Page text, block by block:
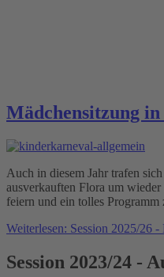
Mädchensitzung in
Auch in diesem Jahr trafen
ausverkauften Flora um wieder
feiern und ein tolles Programm
Weiterlesen: Session 2025/26 -
Session 2023/24 -